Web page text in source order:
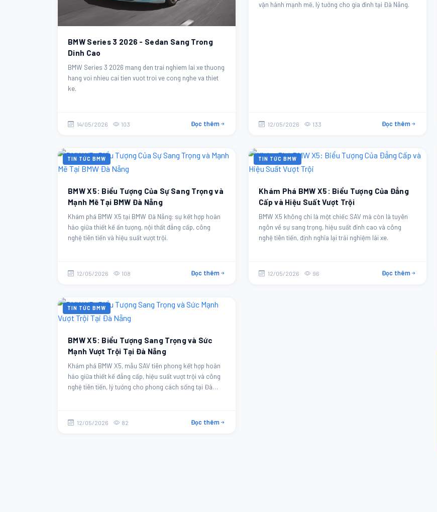
BMW Series 3 2026 - Sedan Sang Trong
Dinh Cao
BMW Series 3 2026 mang den trai nghiem lai xe thuong
hang voi nhieu cai tien vuot troi ve cong nghe va thiet
ke.
14/05/2026 103 Đọc thêm
vận hành mạnh mẽ, lý tưởng cho gia đình tại Đà Nẵng.
12/05/2026 133 Đọc thêm
TIN TỨC BMW
BMW X5: Biểu Tượng Của Sự Sang Trọng và
Mạnh Mẽ Tại BMW Đà Nẵng
Khám phá BMW X5 tại BMW Đà Nẵng: sự kết hợp hoàn
hảo giữa thiết kế ấn tượng, nội thất đẳng cấp, công
nghệ tiên tiến và hiệu suất vượt trội.
12/05/2026 108 Đọc thêm
TIN TỨC BMW
Khám Phá BMW X5: Biểu Tượng Của Đẳng
Cấp và Hiệu Suất Vượt Trội
BMW X5 không chỉ là một chiếc SAV mà còn là tuyên
ngôn về sự sang trọng, hiệu suất đỉnh cao và công
nghệ tiên tiến, định nghĩa lại trải nghiệm lái xe.
12/05/2026 96 Đọc thêm
TIN TỨC BMW
BMW X5: Biểu Tượng Sang Trọng và Sức
Mạnh Vượt Trội Tại Đà Nẵng
Khám phá BMW X5, mẫu SAV tiên phong kết hợp hoàn
hảo giữa thiết kế đẳng cấp, hiệu suất vượt trội và công
nghệ tiên tiến, lý tưởng cho phong cách sống tại Đà
12/05/2026 82 Đọc thêm